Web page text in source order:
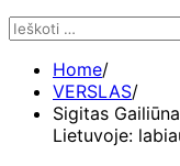
Ieškoti:
Home
VERSLAS
Sigitas
Lietuvoje: